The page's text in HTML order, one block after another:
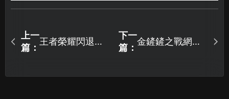
上一
篇：
王者榮耀閃退怎
下一
篇：
金鏟鏟之戰網路